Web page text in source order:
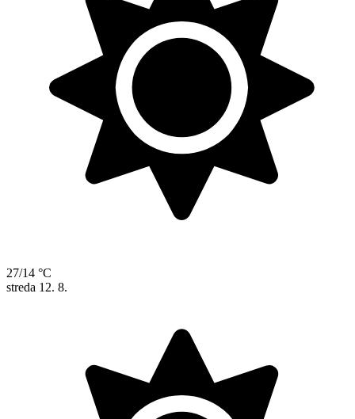
27/14 °C
streda 12. 8.